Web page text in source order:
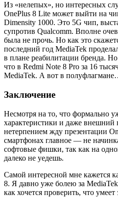
Из «нелепых», но интересных
OnePlus 8 Lite может выйти на
Dimensity 1000. Это 5G чип,
супротив Qualcomm. Вполне
была не прочь. Но как это
последний год MediaTek
в плане реабилитации бренда.
что в Redmi Note 8 Pro за 16
MediaTek. А вот в
Заключение
Несмотря на то, что формально
характеристики и даже внешний
нетерпением жду презентации
смартфонах главное — не
софтовые фишки, так как на
далеко не уедешь.
Самой интересной мне кажется
8. Я давно уже болею за
как хочется проверить, что умеет